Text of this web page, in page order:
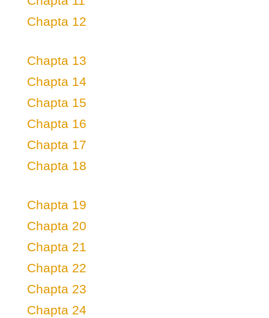
Chapta 12
Chapta 13
Chapta 14
Chapta 15
Chapta 16
Chapta 17
Chapta 18
Chapta 19
Chapta 20
Chapta 21
Chapta 22
Chapta 23
Chapta 24